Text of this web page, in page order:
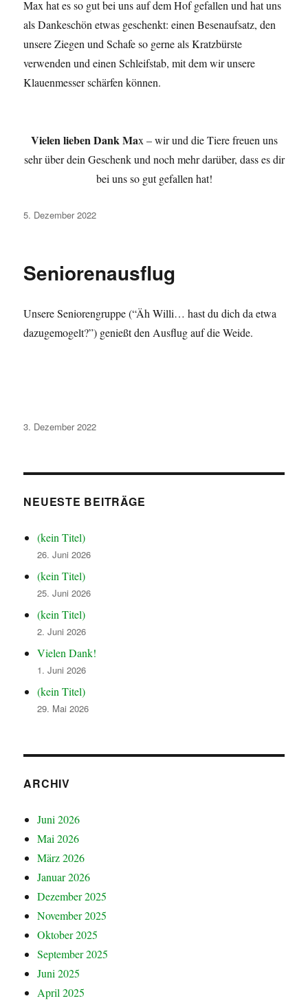
Max hat es so gut bei uns auf dem Hof gefallen und hat uns
als Dankeschön etwas geschenkt: einen Besenaufsatz, den
unsere Ziegen und Schafe so gerne als Kratzbürste
verwenden und einen Schleifstab, mit dem wir unsere
Klauenmesser schärfen können.
Vielen lieben Dank Max – wir und die Tiere freuen uns
sehr über dein Geschenk und noch mehr darüber, dass es dir
bei uns so gut gefallen hat!
Veröffentlicht
5. Dezember 2022
Seniorenausflug
Unsere Seniorengruppe (“Äh Willi… hast du dich da etwa
dazugemogelt?”) genießt den Ausflug auf die Weide.
Veröffentlicht
3. Dezember 2022
NEUESTE BEITRÄGE
(kein Titel)
26. Juni 2026
(kein Titel)
25. Juni 2026
(kein Titel)
2. Juni 2026
Vielen Dank!
1. Juni 2026
(kein Titel)
29. Mai 2026
ARCHIV
Juni 2026
Mai 2026
März 2026
Januar 2026
Dezember 2025
November 2025
Oktober 2025
September 2025
Juni 2025
April 2025